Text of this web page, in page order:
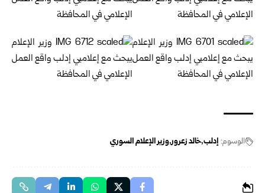
الوسوم: إدلب خالد زعرور وزير الإعلام السوري